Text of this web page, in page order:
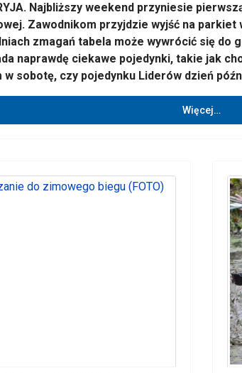
Najbliższy weekend przyniesie
Zawodnikom przyjdzie wyjść na
zmagań tabela może wywrócić się do
naprawdę ciekawe pojedynki, takie jak
w sobotę, czy pojedynku Liderów dzień
Więcej…